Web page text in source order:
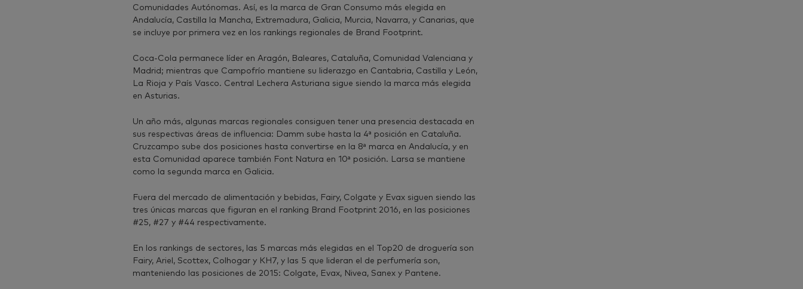
Comunidades Autónomas. Así, es la marca de Gran Consumo más elegida en
Andalucía, Castilla la Mancha, Extremadura, Galicia, Murcia, Navarra, y Canarias, que
se incluye por primera vez en los rankings regionales de Brand Footprint.
Coca-Cola permanece líder en Aragón, Baleares, Cataluña, Comunidad Valenciana y
Madrid; mientras que Campofrío mantiene su liderazgo en Cantabria, Castilla y León,
La Rioja y País Vasco. Central Lechera Asturiana sigue siendo la marca más elegida
en Asturias.
Un año más, algunas marcas regionales consiguen tener una presencia destacada en
sus respectivas áreas de influencia: Damm sube hasta la 4ª posición en Cataluña.
Cruzcampo sube dos posiciones hasta convertirse en la 8ª marca en Andalucía, y en
esta Comunidad aparece también Font Natura en 10ª posición. Larsa se mantiene
como la segunda marca en Galicia.
Fuera del mercado de alimentación y bebidas, Fairy, Colgate y Evax siguen siendo las
tres únicas marcas que figuran en el ranking Brand Footprint 2016, en las posiciones
#25, #27 y #44 respectivamente.
En los rankings de sectores, las 5 marcas más elegidas en el Top20 de droguería son
Fairy, Ariel, Scottex, Colhogar y KH7, y las 5 que lideran el de perfumería son,
manteniendo las posiciones de 2015: Colgate, Evax, Nivea, Sanex y Pantene.